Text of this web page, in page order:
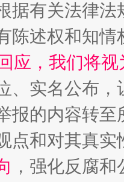
据有关法律
陈述权和知情
应，我们将
、实名公布
报的内容转
点和对其真实
，强化反腐